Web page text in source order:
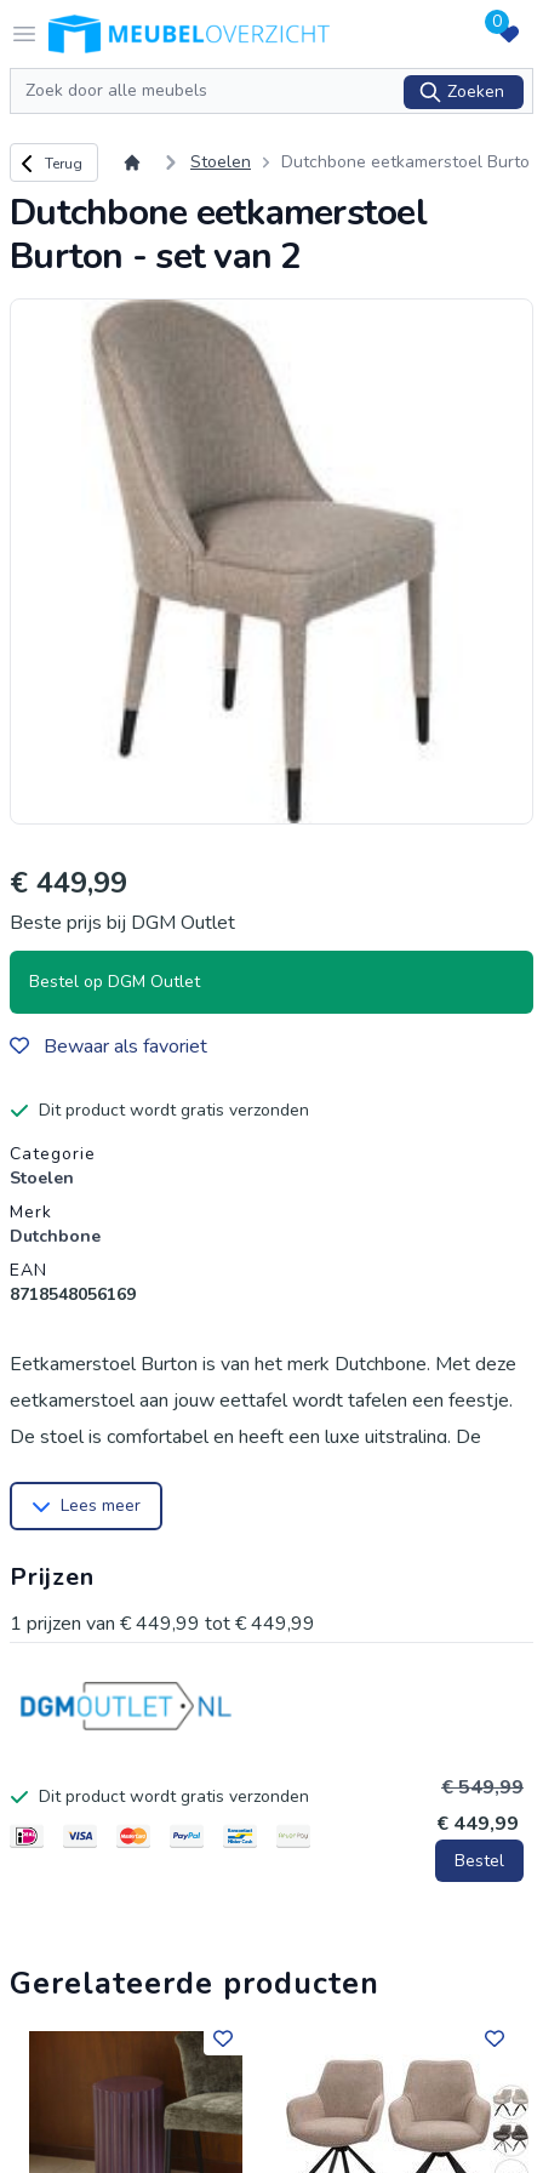
Open menu
Logo Meubeloverzicht.nl 0
Zoeken
Zoeken
Terug naar overzicht
Terug Stoelen
Dutchbone eetkamerstoel Burto
Dutchbone eetkamerstoel
Burton - set van 2
€ 449,99
Beste prijs bij DGM Outlet
Bestel op DGM Outlet
Bewaar als favoriet
Dit product wordt gratis verzonden
Productgegevens
Categorie
Stoelen
Merk
Dutchbone
EAN
8718548056169
Eetkamerstoel Burton is van het merk Dutchbone. Met deze
eetkamerstoel aan jouw eettafel wordt tafelen een feestje.
De stoel is comfortabel en heeft een luxe uitstraling. De
Eetkamerstoel Burton is vergrijkbaar in verschillende kleuren.
63x53x93 cmZithoogte: 48 cmZitbreedte: 53 cmZitdiepte:
45 cmMaximaal draagbaar gewicht: 150 kg
45zithoogte (cm) 48zitbreedte (cm) 53hoogte armleuning
(cm) N.v.t.kleur Taupeserie Burtonmerk Dutchbonegarantie 1
gewicht (kg) 150ean 8718548056169artikelnummer 16-
673-154
Lees meer
Prijzen
1 prijzen van € 449,99 tot€ 449,99
Dit product wordt gratis verzonden
€ 549,99
€ 449,99
Bestel
Gerelateerde producten